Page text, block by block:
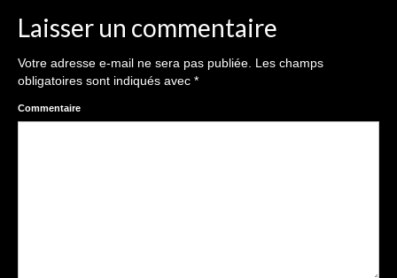
Reportages / Nature morte
Galeries Privées
séance du 25.04.26
Laisser un commentaire
Votre adresse e-mail ne sera pas publiée. Les champs
obligatoires sont indiqués avec *
Commentaire